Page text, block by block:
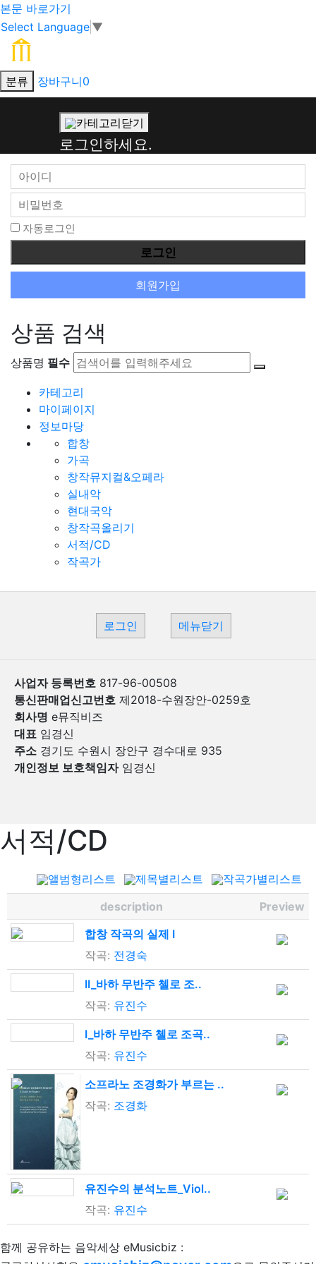
본문 바로가기
Select Language ▼
분류 장바구니0
회
로
그
인
카테고리닫기
로그인하세요.
자동로그인
회원가입
상품 검색
상품명 필수
카테고리
마이페이지
정보마당
합창
가곡
창작뮤지컬&오페라
실내악
현대국악
창작곡올리기
서적/CD
작곡가
로그인 메뉴닫기
사업자 등록번호 817-96-00508
통신판매업신고번호 제2018-수원장안-0259호
회사명 e뮤직비즈
대표 임경신
주소 경기도 수원시 장안구 경수대로 935
개인정보 보호책임자임경신
서적/CD
앨범형리스트 제목별리스트
작곡가별리스트
description
Preview
합창 작곡의 실제 I
작곡: 전경숙
II_바하 무반주 첼로 조..
작곡: 유진수
I_바하 무반주 첼로 조곡..
작곡: 유진수
소프라노 조경화가 부르는 ..
작곡: 조경화
유진수의 분석노트_Viol..
작곡: 유진수
함께 공유하는 음악세상 eMusicbiz :